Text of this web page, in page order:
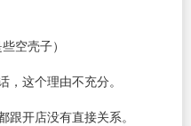
空壳子）
这个理由不充分。
开店没有直接关系。